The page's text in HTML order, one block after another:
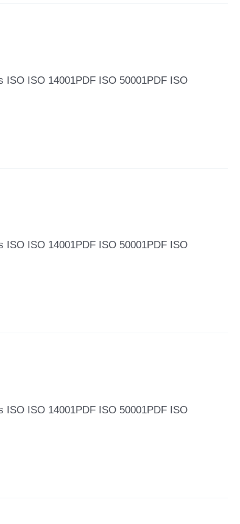
ISO ISO 14001PDF ISO 50001PDF ISO
ISO ISO 14001PDF ISO 50001PDF ISO
ISO ISO 14001PDF ISO 50001PDF ISO